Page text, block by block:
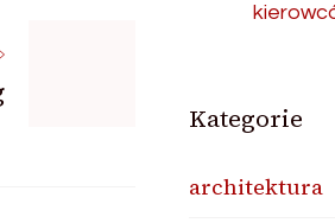
Kategorie
architektura